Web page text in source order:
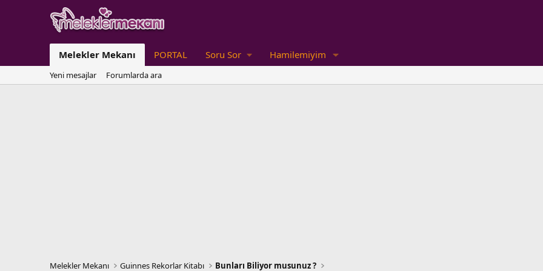
Melekler Mekanı PORTAL Soru Sor Hamilemiyim
Yeni mesajlar Forumlarda ara
Melekler Mekanı Guinnes Rekorlar Kitabı Bunları Biliyor musunuz ?